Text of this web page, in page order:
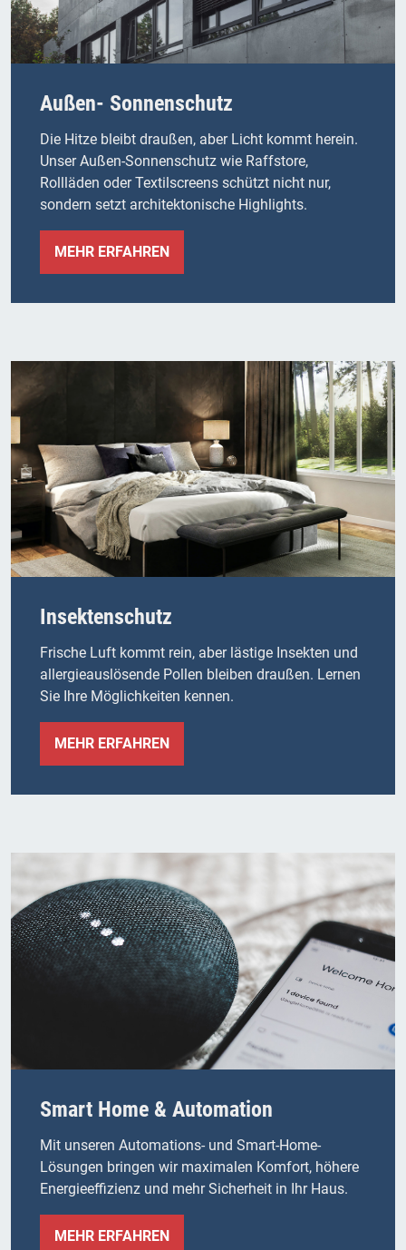
Außen- Sonnenschutz
Die Hitze bleibt draußen, aber Licht kommt herein.
Unser Außen-Sonnenschutz wie Raffstore,
Rollläden oder Textilscreens schützt nicht nur,
sondern setzt architektonische Highlights.
MEHR ERFAHREN
Insektenschutz
Frische Luft kommt rein, aber lästige Insekten und
allergieauslösende Pollen bleiben draußen. Lernen
Sie Ihre Möglichkeiten kennen.
MEHR ERFAHREN
Smart Home & Automation
Mit unseren Automations- und Smart-Home-
Lösungen bringen wir maximalen Komfort, höhere
Energieeffizienz und mehr Sicherheit in Ihr Haus.
MEHR ERFAHREN